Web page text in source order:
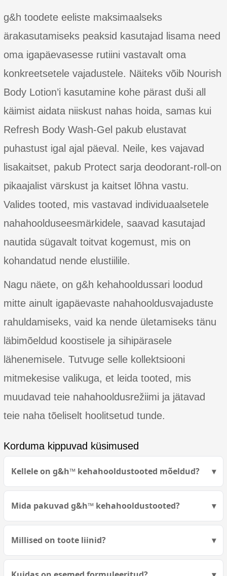
g&h toodete eeliste maksimaalseks
ärakasutamiseks peaksid kasutajad lisama need
oma igapäevasesse rutiini vastavalt oma
konkreetsetele vajadustele. Näiteks võib Nourish
Body Lotion’i kasutamine kohe pärast duši all
käimist aidata niiskust nahas hoida, samas kui
Refresh Body Wash-Gel pakub elustavat
puhastust igal ajal päeval. Neile, kes vajavad
lisakaitset, pakub Protect sarja deodorant-roll-on
pikaajalist värskust ja kaitset lõhna vastu.
Valides tooted, mis vastavad individuaalsetele
nahahoolduseesmärkidele, saavad kasutajad
nautida sügavalt toitvat kogemust, mis on
kohandatud nende elustiilile.
Nagu näete, on g&h kehahooldussari loodud
mitte ainult igapäevaste nahahooldusvajaduste
rahuldamiseks, vaid ka nende ületamiseks tänu
läbimõeldud koostisele ja sihipärasele
lähenemisele. Tutvuge selle kollektsiooni
mitmekesise valikuga, et leida tooted, mis
muudavad teie nahahooldusrežiimi ja jätavad
teie naha tõeliselt hoolitsetud tunde.
Korduma kippuvad küsimused
Kellele on g&h™ kehahooldustooted mõeldud?
Mida pakuvad g&h™ kehahooldustooted?
Millised on toote liinid?